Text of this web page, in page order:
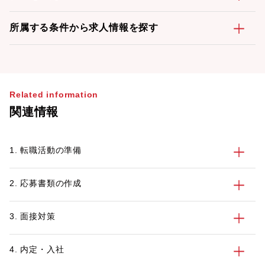
所属する条件から求人情報を探す
Related information
関連情報
1. 転職活動の準備
2. 応募書類の作成
3. 面接対策
4. 内定・入社